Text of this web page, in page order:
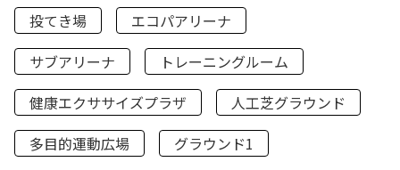
投てき場
エコパアリーナ
サブアリーナ
トレーニングルーム
健康エクササイズプラザ
人工芝グラウンド
多目的運動広場
グラウンド1